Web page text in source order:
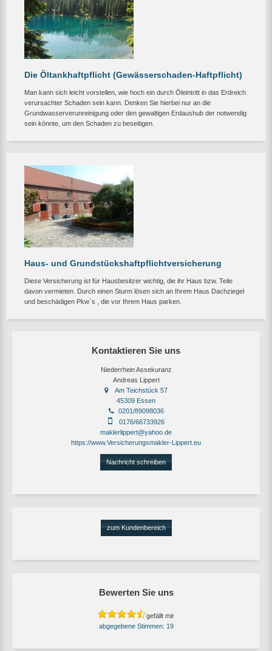
Kontaktieren Sie uns
Niederrhein Assekuranz
Andreas Lippert
Am Teichstück 57
45309 Essen
0201/89098036
0176/66733926
maklerlippert@yahoo.de
https://www.Versicherungsmakler-Lippert.eu
Nachricht schreiben
zum Kundenbereich
Bewerten Sie uns
gefällt mir
19
Die Öltankhaftpflicht (Gewässerschaden-Haftpflicht)
Man kann sich leicht vorstellen, wie hoch ein durch Öleintritt in das Erdreich
verursachter Schaden sein kann. Denken Sie hierbei nur an die
Grundwasserverunreinigung oder den gewaltigen Erdaushub der notwendig
sein könnte, um den Schaden zu beseitigen.
Haus- und Grundstückshaftpflichtversicherung
Diese Versicherung ist für Hausbesitzer wichtig, die ihr Haus bzw. Teile
davon vermieten. Durch einen Sturm lösen sich an Ihrem Haus Dachziegel
und beschädigen Pkw`s , die vor Ihrem Haus parken.